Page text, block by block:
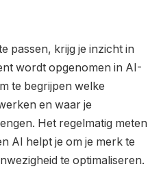
passen, krijg je inzicht in
wordt opgenomen in AI-
te begrijpen welke
en waar je
Het regelmatig meten
AI helpt je om je merk te
te optimaliseren.